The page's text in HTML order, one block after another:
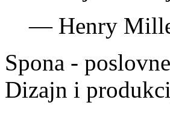
—Henry
Spona -
Dizajn i